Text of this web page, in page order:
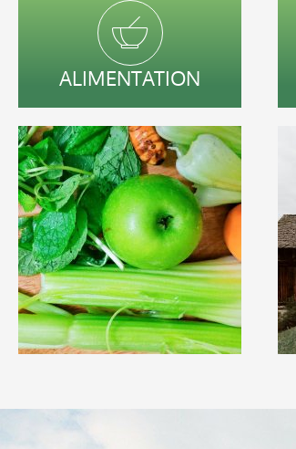
ALIMENTATION